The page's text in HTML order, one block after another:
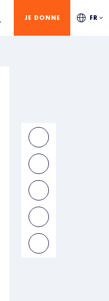
JE DONNE FR